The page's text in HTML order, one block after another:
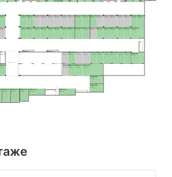
Тамбур-шлюз
Тамбур
-шлюз
Тамбур-шлюз
MM146
15.5 м²
MM147
15.9 м²
MM148
15.9 м²
MM149
15.9 м²
MM150
15.9 м²
MM151
15.9 м²
MM152
15.9 м²
MM153
15.5 м²
MM154
MM155
MM156
15.9 м²
MM157
15.9 м²
MM158
15.9 м²
MM159
15.9 м²
MM160
15.9 м²
MM161
15.9 м²
MM162
15.9 м²
MM163
17.0 м²
м²
м²
MM188
17.0 м²
MM189
15.9 м²
MM190
15.9 м²
MM191
15.9 м²
MM192
15.9 м²
MM193
15.9 м²
MM194
15.9 м²
MM195
15.5 м²
MM196MM197 MM198
15.5 м²
MM199
15.9 м²
MM200
15.9 м²
MM201
15.9 м²
MM202
15.9 м²
MM203
15.9 м²
MM204
30.5 м²
MM205
28.9 м²
MM206
15.0 м²
MM207
15.0 м²
MM208
15.0 м²
MM209
15.0 м²
MM210
15.0 м²
MM211
15.0 м²
MM212
16.5 м²
MM213
16.5 м²
MM214
15.0 м²
MM215
15.0 м²
15.9 м²
MM235MM236
15.0 м²
MM237
15.9 м²
MM238
MM239
MM240
MM241
22.9 м²
MM242
22.9 м²
MM243
19.8 м²
MM244
22.2 м²
MM245
21.6 м²